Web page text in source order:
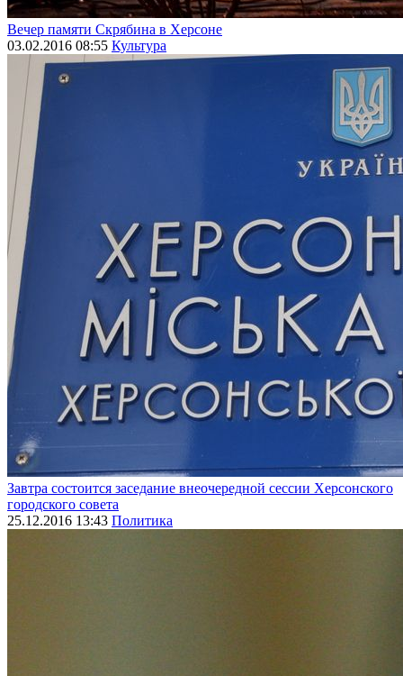
Вечер памяти Скрябина в Херсоне
03.02.2016 08:55 Культура
Завтра состоится заседание внеочередной сессии Херсонского
городского совета
25.12.2016 13:43 Политика